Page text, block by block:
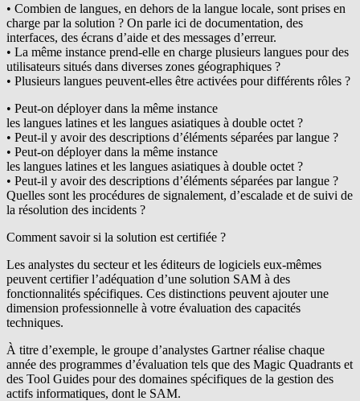
• Combien de langues, en dehors de la langue locale, sont prises en
charge par la solution ? On parle ici de documentation, des
interfaces, des écrans d’aide et des messages d’erreur.
• La même instance prend-elle en charge plusieurs langues pour des
utilisateurs situés dans diverses zones géographiques ?
• Plusieurs langues peuvent-elles être activées pour différents rôles ?
• Peut-on déployer dans la même instance
les langues latines et les langues asiatiques à double octet ?
• Peut-il y avoir des descriptions d’éléments séparées par langue ?
• Peut-on déployer dans la même instance
les langues latines et les langues asiatiques à double octet ?
• Peut-il y avoir des descriptions d’éléments séparées par langue ?
Quelles sont les procédures de signalement, d’escalade et de suivi de
la résolution des incidents ?
Comment savoir si la solution est certifiée ?
Les analystes du secteur et les éditeurs de logiciels eux-mêmes
peuvent certifier l’adéquation d’une solution SAM à des
fonctionnalités spécifiques. Ces distinctions peuvent ajouter une
dimension professionnelle à votre évaluation des capacités
techniques.
À titre d’exemple, le groupe d’analystes Gartner réalise chaque
année des programmes d’évaluation tels que des Magic Quadrants et
des Tool Guides pour des domaines spécifiques de la gestion des
actifs informatiques, dont le SAM.